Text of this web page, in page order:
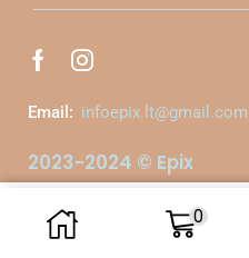
Email: infoepix.lt@gmail.com
2023-2024 © Epix
0